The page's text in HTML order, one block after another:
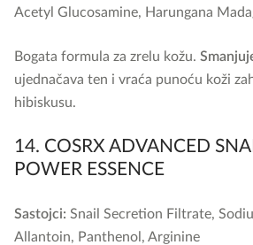
Acetyl Glucosamine, Harungana
Bogata formula za zrelu kožu.
ujednačava ten i vraća punoću koži
hibiskusu.
14. COSRX ADVANCED
POWER ESSENCE
Sastojci: Snail Secretion Filtrate,
Allantoin, Panthenol, Arginine